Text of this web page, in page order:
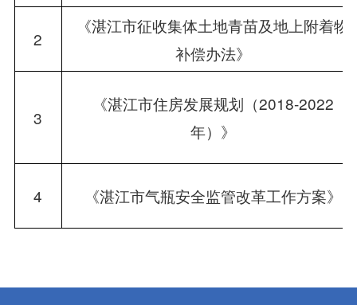
2
《湛江市征收集体土地青苗及地上附着物
补偿办法》
3
《湛江市住房发展规划（2018-2022
年）》
4 《湛江市气瓶安全监管改革工作方案》